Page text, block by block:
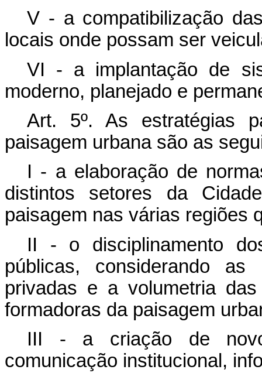
V - a compatibilização
locais onde possam ser
VI - a implantação de
moderno, planejado e
Art. 5º. As estratégias
paisagem urbana são as
I - a elaboração de
distintos setores da
paisagem nas várias regiões
II - o disciplinamento
públicas, considerando
privadas e a volumetria
formadoras da paisagem
III - a criação de
comunicação institucional,